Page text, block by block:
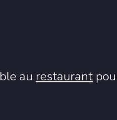
au restaurant